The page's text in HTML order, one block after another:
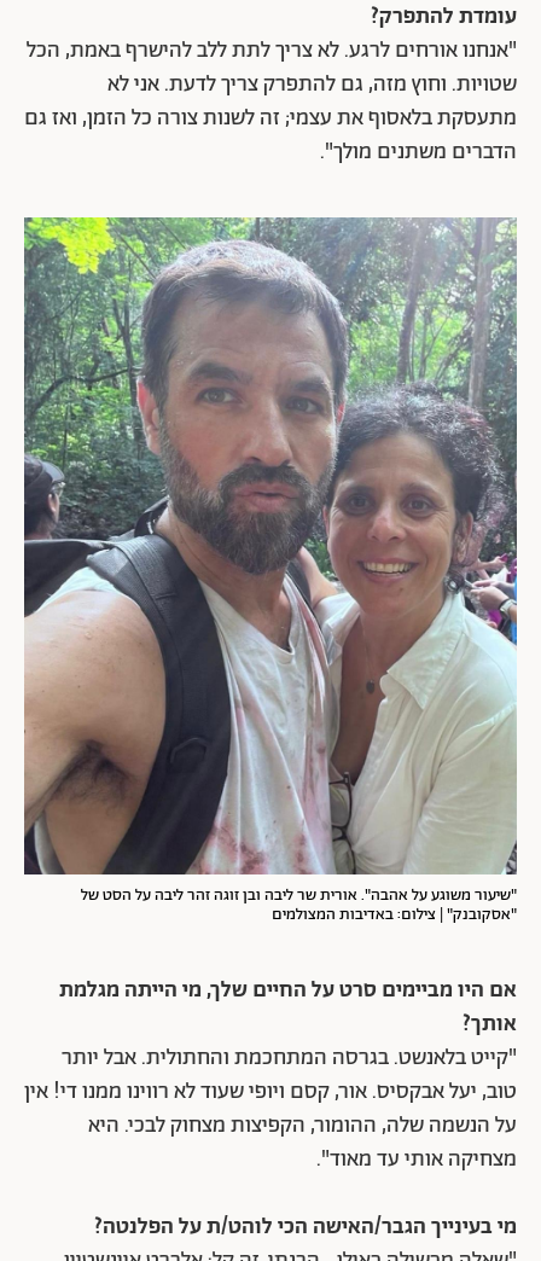
עומדת להתפרק?
"אנחנו אורחים לרגע. לא צריך לתת ללב להישרף באמת, הכל
שטויות. וחוץ מזה, גם להתפרק צריך לדעת. אני לא
מתעסקת בלאסוף את עצמי; זה לשנות צורה כל הזמן, ואז גם
הדברים משתנים מולך".
"שיעור משוגע על אהבה". אורית שר ליבה ובן זוגה זהר ליבה על הסט של
"אסקובנק" | צילום: באדיבות המצולמים
אם היו מביימים סרט על החיים שלך, מי הייתה מגלמת
אותך?
"קייט בלאנשט. בגרסה המתחכמת והחתולית. אבל יותר
טוב, יעל אבקסיס. אור, קסם ויופי שעוד לא רווינו ממנו די! אין
על הנשמה שלה, ההומור, הקפיצות מצחוק לבכי. היא
מצחיקה אותי עד מאוד".
מי בעינייך הגבר/האישה הכי לוהט/ת על הפלנטה?